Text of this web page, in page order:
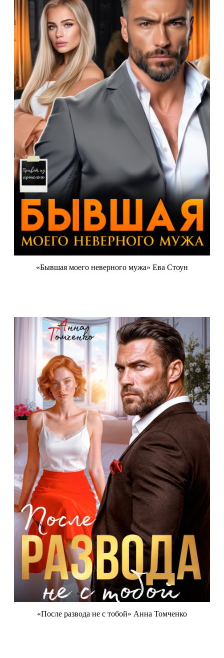
«Бывшая моего неверного мужа» Ева Стоун
«После развода не с тобой» Анна Томченко